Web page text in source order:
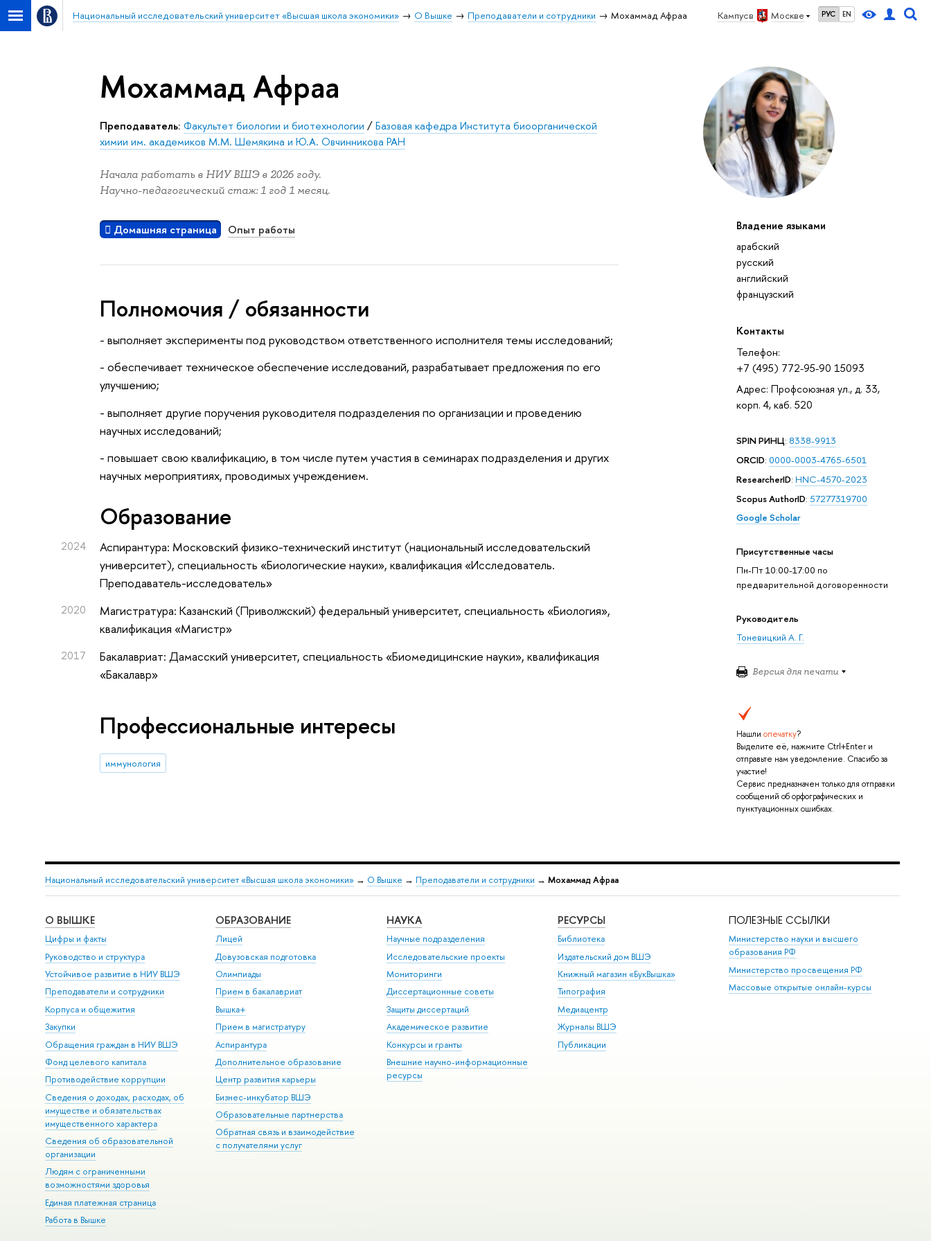
Кампус в Москве РУС EN
Национальный исследовательский университет «Высшая школа экономики» О Вышке Преподаватели и сотрудники Мохаммад Афраа
Владение языками
арабский
русский
английский
французский
Контакты
Телефон:
+7 (495) 772-95-90 15093
Адрес: Профсоюзная ул., д. 33,
корп. 4, каб. 520
SPIN РИНЦ: 8338-9913
ORCID: 0000-0003-4765-6501
ResearcherID: HNC-4570-2023
Scopus AuthorID: 57277319700
Google Scholar
Присутственные часы
Пн-Пт 10:00-17:00 по
предварительной договоренности
Руководитель
Тоневицкий А. Г.
Версия для печати
Нашли опечатку?
Выделите её, нажмите Ctrl+Enter и
отправьте нам уведомление. Спасибо за
участие!
Сервис предназначен только для отправки
сообщений об орфографических и
пунктуационных ошибках.
Мохаммад Афраа
Преподаватель: Факультет биологии и биотехнологии /Базовая кафедра Института биоорганической
химии им. академиков М.М. Шемякина и Ю.А. Овчинникова РАН
Начала работать в НИУ ВШЭ в 2026 году.
Научно-педагогический стаж: 1 год 1 месяц.
Домашняя страница Опыт работы
Полномочия / обязанности
- выполняет эксперименты под руководством ответственного исполнителя темы исследований;
- обеспечивает техническое обеспечение исследований, разрабатывает предложения по его
улучшению;
- выполняет другие поручения руководителя подразделения по организации и проведению
научных исследований;
- повышает свою квалификацию, в том числе путем участия в семинарах подразделения и других
научных мероприятиях, проводимых учреждением.
Oбразование
2024
Аспирантура: Московский физико-технический институт (национальный исследовательский
университет), специальность «Биологические науки», квалификация «Исследователь.
Преподаватель-исследователь»
2020
Магистратура: Казанский (Приволжский) федеральный университет, специальность «Биология»,
квалификация «Магистр»
2017
Бакалавриат: Дамасский университет, специальность «Биомедицинские науки», квалификация
«Бакалавр»
Профессиональные интересы
иммунология
Национальный исследовательский университет «Высшая школа экономики» → О Вышке → Преподаватели и сотрудники → Мохаммад Афраа
О ВЫШКЕ
Цифры и факты
Руководство и структура
Устойчивое развитие в НИУ ВШЭ
Преподаватели и сотрудники
Корпуса и общежития
Закупки
Обращения граждан в НИУ ВШЭ
Фонд целевого капитала
Противодействие коррупции
Сведения о доходах, расходах, об
имуществе и обязательствах
имущественного характера
Сведения об образовательной
организации
Людям с ограниченными
возможностями здоровья
Единая платежная страница
Работа в Вышке
ОБРАЗОВАНИЕ
Лицей
Довузовская подготовка
Олимпиады
Прием в бакалавриат
Вышка+
Прием в магистратуру
Аспирантура
Дополнительное образование
Центр развития карьеры
Бизнес-инкубатор ВШЭ
Образовательные партнерства
Обратная связь и взаимодействие
с получателями услуг
НАУКА
Научные подразделения
Исследовательские проекты
Мониторинги
Диссертационные советы
Защиты диссертаций
Академическое развитие
Конкурсы и гранты
Внешние научно-информационные
ресурсы
РЕСУРСЫ
Библиотека
Издательский дом ВШЭ
Книжный магазин «БукВышка»
Типография
Медиацентр
Журналы ВШЭ
Публикации
ПОЛЕЗНЫЕ ССЫЛКИ
Министерство науки и высшего
образования РФ
Министерство просвещения РФ
Массовые открытые онлайн-курсы